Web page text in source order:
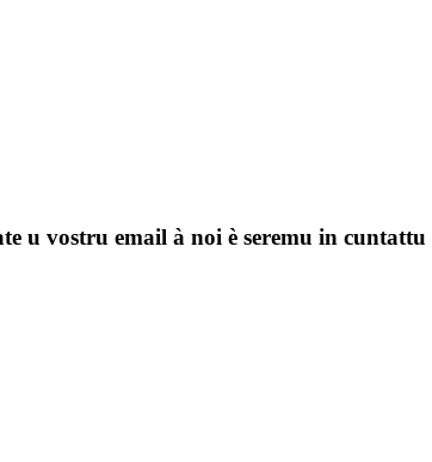
u vostru email à noi è seremu in cuntattu